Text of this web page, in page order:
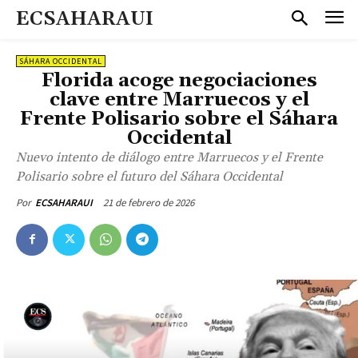
ECSAHARAUI
SÁHARA OCCIDENTAL
Florida acoge negociaciones
clave entre Marruecos y el
Frente Polisario sobre el Sáhara
Occidental
Nuevo intento de diálogo entre Marruecos y el Frente
Polisario sobre el futuro del Sáhara Occidental
Por ECSAHARAUI 21 de febrero de 2026